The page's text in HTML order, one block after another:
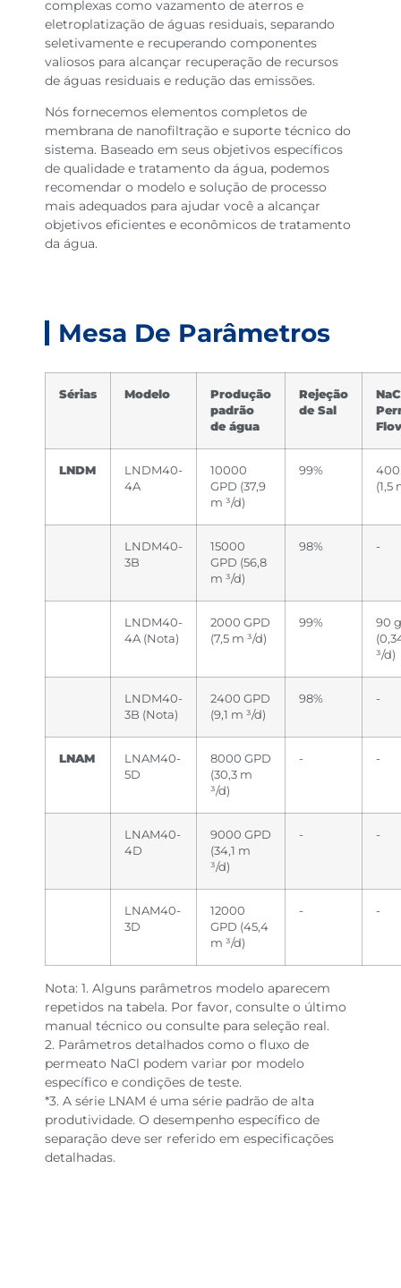
complexas como vazamento de aterros e
eletroplatização de águas residuais, separando
seletivamente e recuperando componentes
valiosos para alcançar recuperação de recursos
de águas residuais e redução das emissões.
Nós fornecemos elementos completos de
membrana de nanofiltração e suporte técnico do
sistema. Baseado em seus objetivos específicos
de qualidade e tratamento da água, podemos
recomendar o modelo e solução de processo
mais adequados para ajudar você a alcançar
objetivos eficientes e econômicos de tratamento
da água.
Mesa De Parâmetros
Sérias Modelo
Produção
padrão
de água
Rejeção
de Sal
LNDM
LNDM40-
4A
10000
GPD (37,9
m ³/d)
99%
(1,5
LNDM40-
3B
15000
GPD (56,8
m ³/d)
98% -
LNDM40-
4A (Nota)
2000 GPD
(7,5 m ³/d)
99%
90
³/d)
LNDM40-
3B (Nota)
2400 GPD
(9,1 m ³/d)
98% -
LNAM
LNAM40-
5D
8000 GPD
(30,3 m
³/d)
- -
LNAM40-
4D
9000 GPD
(34,1 m
³/d)
- -
LNAM40-
3D
12000
GPD (45,4
m ³/d)
- -
Nota: 1. Alguns parâmetros modelo aparecem
repetidos na tabela. Por favor, consulte o último
manual técnico ou consulte para seleção real.
2. Parâmetros detalhados como o fluxo de
permeato NaCl podem variar por modelo
específico e condições de teste.
*3. A série LNAM é uma série padrão de alta
produtividade. O desempenho específico de
separação deve ser referido em especificações
detalhadas.